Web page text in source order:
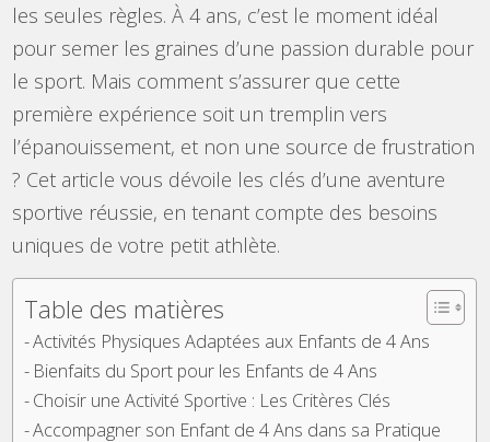
les seules règles. À 4 ans, c’est le moment idéal
pour semer les graines d’une passion durable pour
le sport. Mais comment s’assurer que cette
première expérience soit un tremplin vers
l’épanouissement, et non une source de frustration
? Cet article vous dévoile les clés d’une aventure
sportive réussie, en tenant compte des besoins
uniques de votre petit athlète.
Table des matières
Activités Physiques Adaptées aux Enfants de 4 Ans
Bienfaits du Sport pour les Enfants de 4 Ans
Choisir une Activité Sportive : Les Critères Clés
Accompagner son Enfant de 4 Ans dans sa Pratique